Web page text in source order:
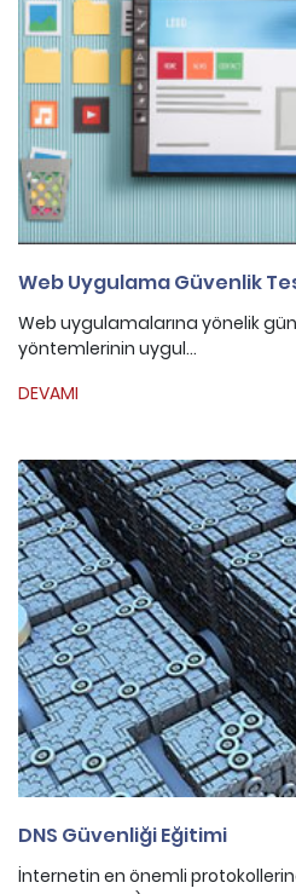
Web Uygulama Güvenlik
Web uygulamalarına yönelik
yöntemlerinin uygul...
DEVAMI
DNS Güvenliği Eğitimi
İnternetin en önemli